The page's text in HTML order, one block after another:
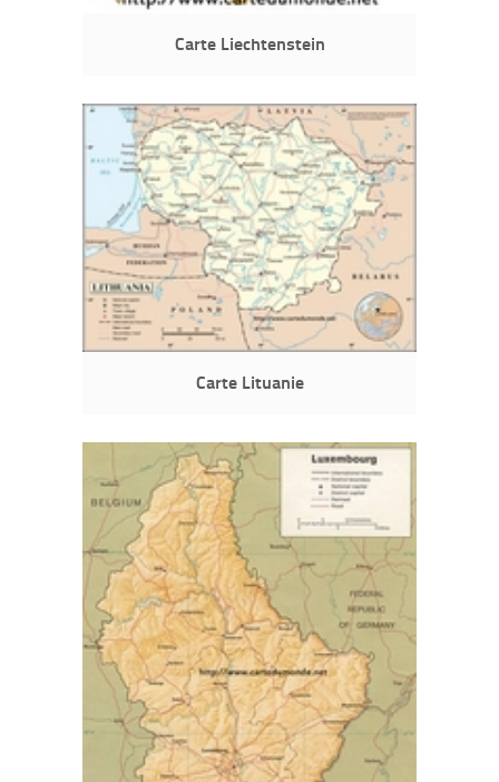
Carte Liechtenstein
Carte Lituanie